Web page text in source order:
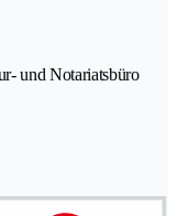
und Notariatsbüro